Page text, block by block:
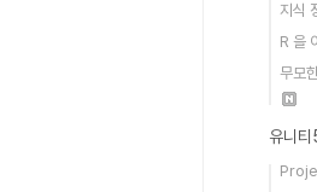
지식
R 을
무모
유니